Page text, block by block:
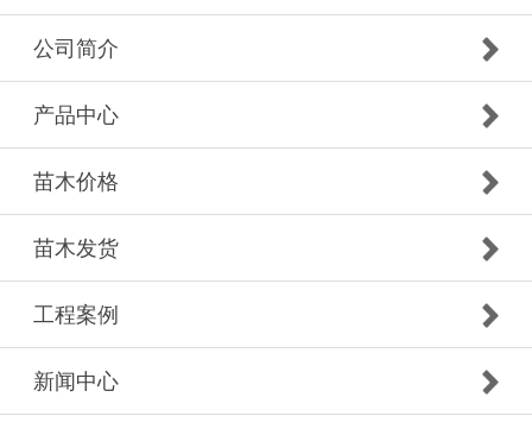
公司简介
产品中心
苗木价格
苗木发货
工程案例
新闻中心